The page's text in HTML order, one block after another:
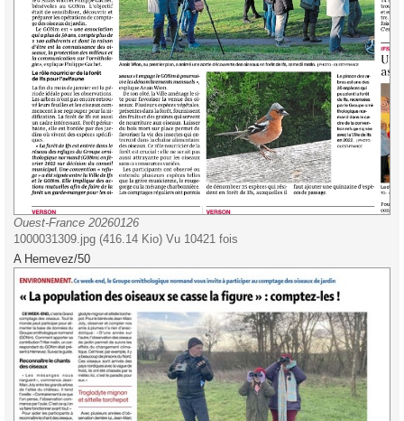
Ouest-France 20260126
1000031309.jpg (416.14 Kio) Vu 10421 fois
A Hemevez/50